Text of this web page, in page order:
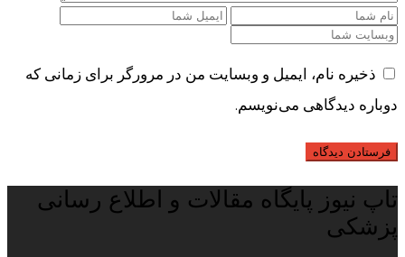
ذخیره نام، ایمیل و وبسایت من در مرورگر برای زمانی که
دوباره دیدگاهی می‌نویسم.
تاپ نیوز پایگاه مقالات و اطلاع رسانی
پزشکی